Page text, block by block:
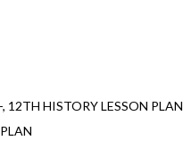
12TH HISTORY LESSON PLAN